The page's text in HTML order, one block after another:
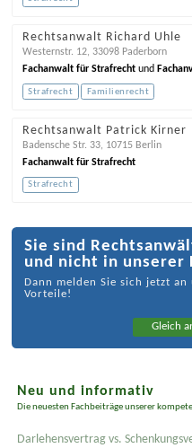
Rechtsanwalt Richard Uhle
Westernstr. 12, 33098 Paderborn
Fachanwalt für Strafrechtund
Strafrecht Familienrecht
Rechtsanwalt Patrick Kirner
Badensche Str. 33, 10715 Berlin
Fachanwalt für Strafrecht
Strafrecht
Sie sind
und nicht in unserer
Dann melden Sie sich jetzt
Vorteile!
Gleich
Neu und informativ
Die neuesten Fachbeiträge unserer
Darlehensvertrag vs.